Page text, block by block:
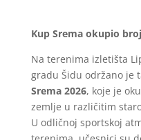
Kup Srema okupio
Na terenima izletišta
gradu Šidu održano je
Srema 2026, koje je
zemlje u različitim
U odličnoj sportskoj